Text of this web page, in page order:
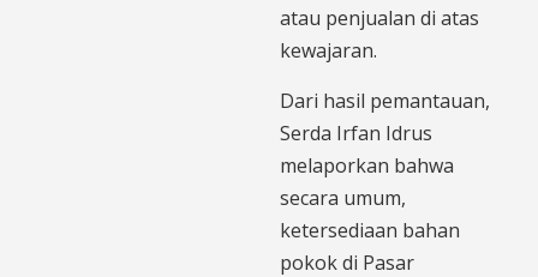
atau penjualan di atas
kewajaran.
​Dari hasil pemantauan,
Serda Irfan Idrus
melaporkan bahwa
secara umum,
ketersediaan bahan
pokok di Pasar